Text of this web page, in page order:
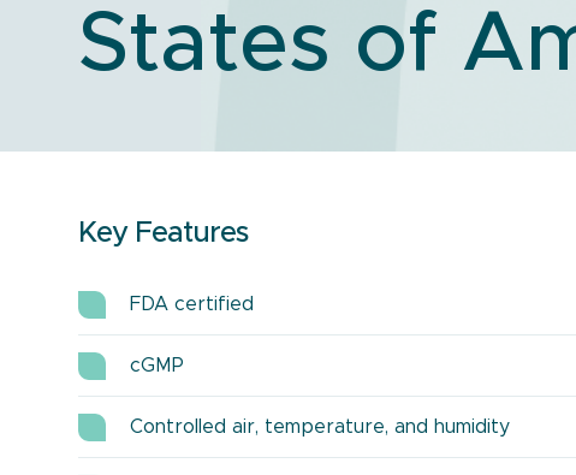
States of
Key Features
FDA certified
cGMP
Controlled air, temperature, and humidity